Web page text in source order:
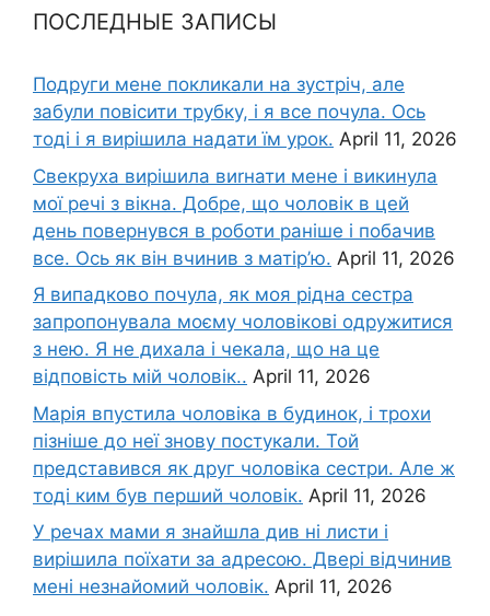
ПОСЛЕДНЫЕ ЗАПИСЫ
Подруги мене покликали на зустріч, але
забули повісити трубку, і я все почула. Ось
тоді і я вирішила надати їм урок. April 11, 2026
Свекруха вирішила виrнати мене і викинула
мої речі з вікна. Добре, що чоловік в цей
день повернувся в роботи раніше і побачив
все. Ось як він вчинив з матір’ю. April 11, 2026
Я випадково почула, як моя рідна сестра
запропонувала моєму чоловікові одружитися
з нею. Я не дихала і чекала, що на це
відповість мій чоловік.. April 11, 2026
Марія впустила чоловіка в будинок, і трохи
пізніше до неї знову постукали. Той
представився як друг чоловіка сестри. Але ж
тоді ким був перший чоловік. April 11, 2026
У речах мами я знайшла див ні листи і
вирішила поїхати за адресою. Двері відчинив
мені незнайомий чоловік. April 11, 2026